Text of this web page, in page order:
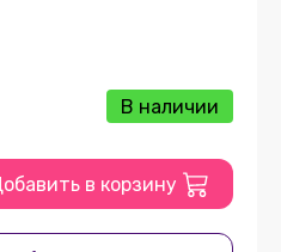
В наличии
в корзину